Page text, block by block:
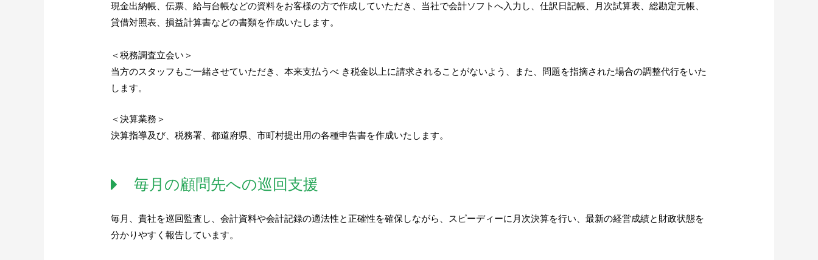
現金出納帳、伝票、給与台帳などの資料をお客様の方で作成していただき、当社で会計ソフトへ入力し、仕訳日記帳、月次試算表、総勘定元帳、
貸借対照表、損益計算書などの書類を作成いたします。
＜税務調査立会い＞
当方のスタッフもご一緒させていただき、本来支払うべ き税金以上に請求されることがないよう、また、問題を指摘された場合の調整代行をいた
します。
＜決算業務＞
決算指導及び、税務署、都道府県、市町村提出用の各種申告書を作成いたします。
毎月の顧問先への巡回支援
毎月、貴社を巡回監査し、会計資料や会計記録の適法性と正確性を確保しながら、スピーディーに月次決算を行い、最新の経営成績と財政状態を
分かりやすく報告しています。